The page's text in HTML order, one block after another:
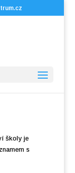
školy je
s